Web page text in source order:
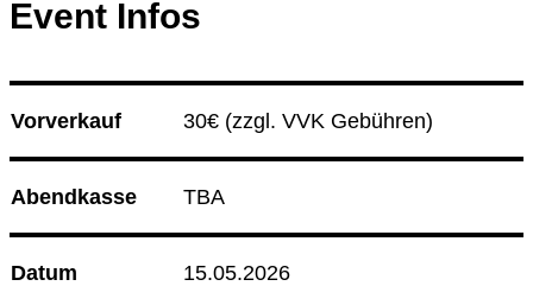
Event Infos
Vorverkauf 30€ (zzgl. VVK Gebühren)
Abendkasse TBA
Datum 15.05.2026
08.08.26 Korken & Klub - Day Affair
09.08.26 Sip and Thrift
14.08.26 Korken & Klub - Afterwork